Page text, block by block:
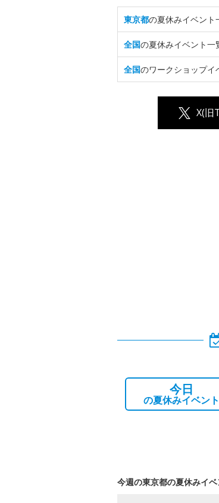
東京都の夏休みイベント
全国の夏休みイベント一
全国のワークショップイ
X(旧
今日
の夏休みイベント
今週の東京都の夏休みイ